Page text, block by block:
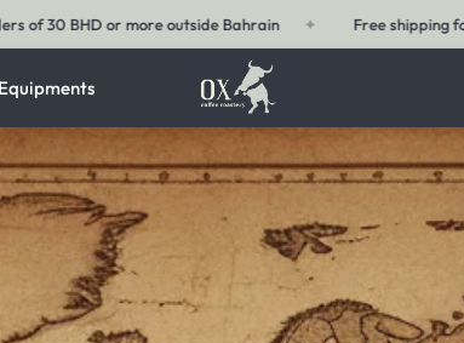
for orders of 15 BHD or more within Bahrain ✦